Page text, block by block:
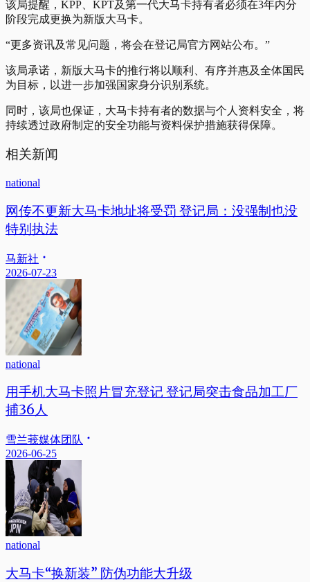
该局提醒，KPP、KPT及第一代大马卡持有者必须在3年内分
阶段完成更换为新版大马卡。
“更多资讯及常见问题，将会在登记局官方网站公布。”
该局承诺，新版大马卡的推行将以顺利、有序并惠及全体国民
为目标，以进一步加强国家身分识别系统。
同时，该局也保证，大马卡持有者的数据与个人资料安全，将
持续透过政府制定的安全功能与资料保护措施获得保障。
相关新闻
national
网传不更新大马卡地址将受罚 登记局：没强制也没
特别执法
马新社
2026-07-23
national
用手机大马卡照片冒充登记 登记局突击食品加工厂
捕36人
雪兰莪媒体团队
2026-06-25
national
大马卡“换新装” 防伪功能大升级